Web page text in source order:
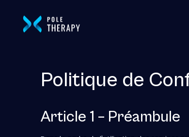
Politique de
Article 1 – Préambule